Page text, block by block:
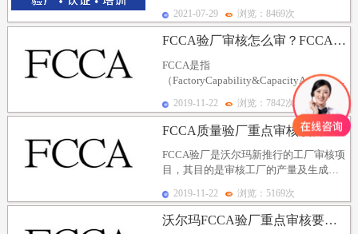
2021-07-29 浏览：8469次
FCCA验厂审核怎么审？FCCA验厂审核需要准备哪些...
FCCA是指
（FactoryCapability&CapacityAssessment
即工厂产量及能力评估。沃...
2019-11-22 浏览：7842次
FCCA质量验厂重点审核项目是什么？FCCA验厂审核...
FCCA验厂是沃尔玛新推行的工厂审核项
目，其目的是审核工厂的产量及生成能
沃尔玛的FCC...
2019-11-22 浏览：5169次
沃尔玛FCCA验厂重点审核要求以及审核违规项